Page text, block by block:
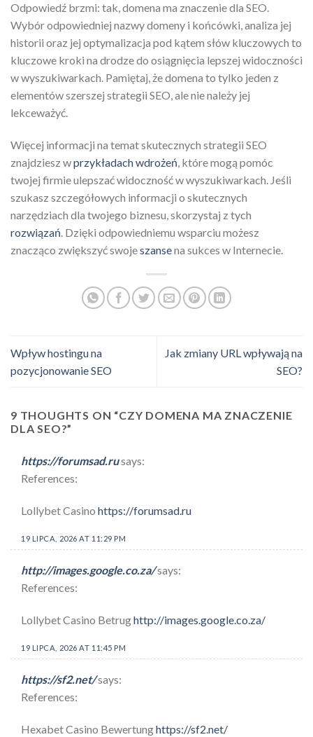
Odpowiedź brzmi: tak, domena ma znaczenie dla SEO.
Wybór odpowiedniej nazwy domeny i końcówki, analiza jej
historii oraz jej optymalizacja pod kątem słów kluczowych to
kluczowe kroki na drodze do osiągnięcia lepszej widoczności
w wyszukiwarkach. Pamiętaj, że domena to tylko jeden z
elementów szerszej strategii SEO, ale nie należy jej
lekceważyć.
Więcej informacji na temat skutecznych strategii SEO
znajdziesz wprzykładach wdrożeń , które mogą pomóc
twojej firmie ulepszać widoczność w wyszukiwarkach. Jeśli
szukasz szczegółowych informacji o skutecznych
narzędziach dla twojego biznesu, skorzystaj z tych
rozwiązań . Dzięki odpowiedniemu wsparciu możesz
znacząco zwiększyć swojeszansena sukces w Internecie.
Wpływ hostingu na
pozycjonowanie SEO
Jak zmiany URL wpływają na
SEO?
9 THOUGHTS ON “CZY DOMENA MA ZNACZENIE
DLA SEO?”
https://forumsad.rusays:
References:
Lollybet Casino https://forumsad.ru
19 LIPCA, 2026 AT 11:29 PM
http://images.google.co.za/says:
References:
Lollybet Casino Betrughttp://images.google.co.za/
19 LIPCA, 2026 AT 11:45 PM
https://sf2.net/says:
References:
Hexabet Casino Bewertunghttps://sf2.net/